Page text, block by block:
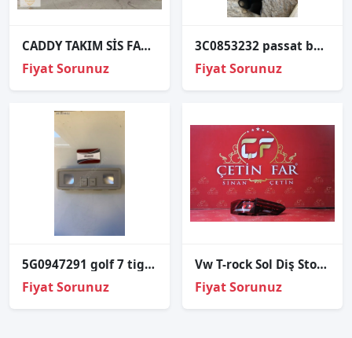
CADDY TAKIM SİS FARI ORJİNAL
Fiyat Sorunuz
3C0853232 passat b6 arka koltuk yan tesisat bağlantı demiri
Fiyat Sorunuz
5G0947291 golf 7 tiguan arka tavan lambası
Fiyat Sorunuz
Vw T-rock Sol Diş Stop Sıfır İthal 2020-2023 2ga945095 2ga945093
Fiyat Sorunuz